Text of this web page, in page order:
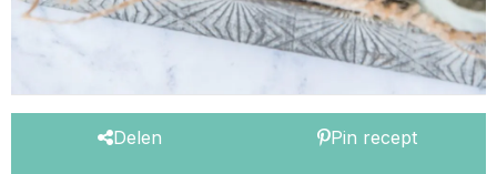
Delen Pin recept